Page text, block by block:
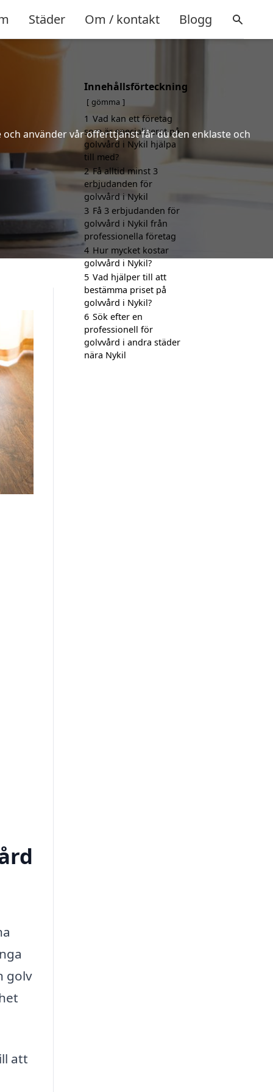
Städer Om / kontakt Blogg
använder vår offerttjänst får du den enklaste och
golv
att
Innehållsförteckning
gömma
1 Vad kan ett företag
som är specialiserat på
golvvård i Nykil hjälpa
till med?
2 Få alltid minst 3
erbjudanden för
golvvård i Nykil
3 Få 3 erbjudanden för
golvvård i Nykil från
professionella företag
4 Hur mycket kostar
golvvård i Nykil?
5 Vad hjälper till att
bestämma priset på
golvvård i Nykil?
6 Sök efter en
professionell för
golvvård i andra städer
nära Nykil